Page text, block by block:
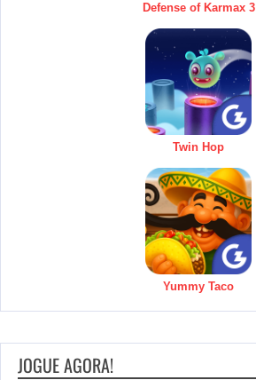
Defense of Karmax 3
Twin Hop
Yummy Taco
JOGUE AGORA!